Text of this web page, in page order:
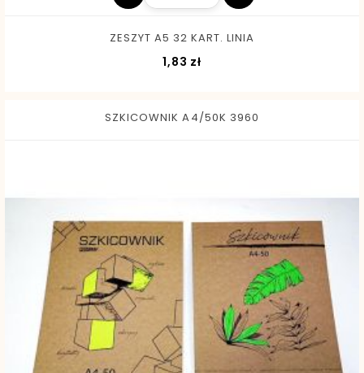
ZESZYT A5 32 KART. LINIA
1,83 zł
SZKICOWNIK A4/50K 3960